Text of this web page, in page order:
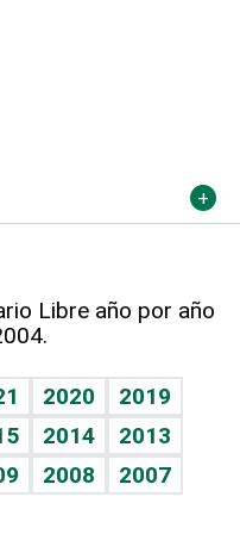
Libre año por año
2020
2019
2014
2013
2008
2007